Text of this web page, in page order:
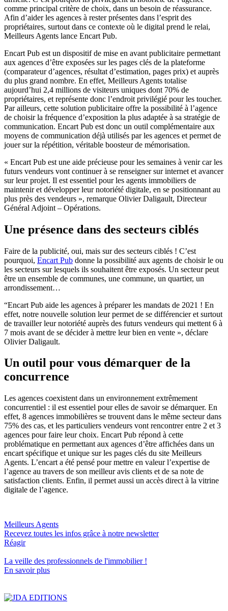
comme principal critère de choix, dans un besoin de réassurance.
Afin d’aider les agences à rester présentes dans l’esprit des
propriétaires, surtout dans ce contexte où le digital prend le relai,
Meilleurs Agents lance Encart Pub.
Encart Pub est un dispositif de mise en avant publicitaire permettant
aux agences d’être exposées sur les pages clés de la plateforme
(comparateur d’agences, résultat d’estimation, pages prix) et auprès
du plus grand nombre. En effet, Meilleurs Agents totalise
aujourd’hui 2,4 millions de visiteurs uniques dont 70% de
propriétaires, et représente donc l’endroit privilégié pour les toucher.
Par ailleurs, cette solution publicitaire offre la possibilité à l’agence
de choisir la fréquence d’exposition la plus adaptée à sa stratégie de
communication. Encart Pub est donc un outil complémentaire aux
moyens de communication déjà utilisés par les agences et permet de
jouer sur la répétition, véritable boosteur de mémorisation.
« Encart Pub est une aide précieuse pour les semaines à venir car les
futurs vendeurs vont continuer à se renseigner sur internet et avancer
sur leur projet. Il est essentiel pour les agents immobiliers de
maintenir et développer leur notoriété digitale, en se positionnant au
plus près des vendeurs », remarque Olivier Daligault, Directeur
Général Adjoint – Opérations.
Une présence dans des secteurs ciblés
Faire de la publicité, oui, mais sur des secteurs ciblés ! C’est
pourquoi, Encart Pub donne la possibilité aux agents de choisir le ou
les secteurs sur lesquels ils souhaitent être exposés. Un secteur peut
être un ensemble de communes, une commune, un quartier, un
arrondissement…
“Encart Pub aide les agences à préparer les mandats de 2021 ! En
effet, notre nouvelle solution leur permet de se différencier et surtout
de travailler leur notoriété auprès des futurs vendeurs qui mettent 6 à
7 mois avant de se décider à mettre leur bien en vente », déclare
Olivier Daligault.
Un outil pour vous démarquer de la
concurrence
Les agences coexistent dans un environnement extrêmement
concurrentiel : il est essentiel pour elles de savoir se démarquer. En
effet, 8 agences immobilières se trouvent dans le même secteur dans
75% des cas, et les particuliers vendeurs vont rencontrer entre 2 et 3
agences pour faire leur choix. Encart Pub répond à cette
problématique en permettant aux agences d’être affichées dans un
encart spécifique et unique sur les pages clés du site Meilleurs
Agents. L’encart a été pensé pour mettre en valeur l’expertise de
l’agence au travers de son meilleur avis clients et de sa note de
satisfaction clients. Enfin, il permet aussi un accès direct à la vitrine
digitale de l’agence.
Meilleurs Agents
Recevez toutes les infos grâce à notre newsletter
Réagir
La veille des professionnels de l'immobilier!
En savoir plus